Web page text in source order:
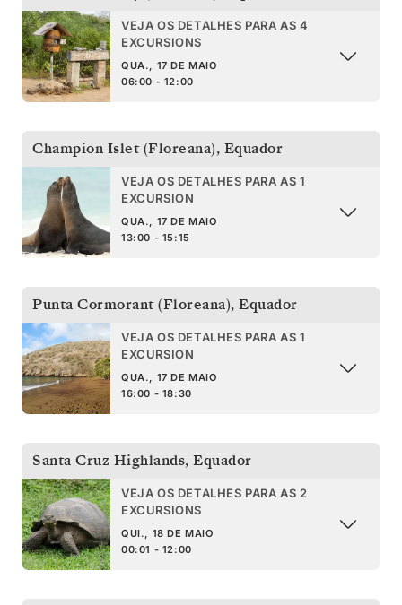
VEJA OS DETALHES PARA AS 4
EXCURSIONS
QUA., 17 DE MAIO
06:00 - 12:00
Champion Islet (Floreana), Equador
VEJA OS DETALHES PARA AS 1
EXCURSION
QUA., 17 DE MAIO
13:00 - 15:15
Punta Cormorant (Floreana), Equador
VEJA OS DETALHES PARA AS 1
EXCURSION
QUA., 17 DE MAIO
16:00 - 18:30
Santa Cruz Highlands, Equador
VEJA OS DETALHES PARA AS 2
EXCURSIONS
QUI., 18 DE MAIO
00:01 - 12:00